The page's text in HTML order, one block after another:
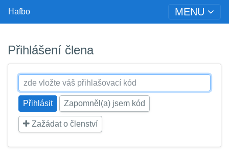
Hafbo MENU
Přihlášení člena
Zapomněl(a) jsem kód
Zažádat o členství